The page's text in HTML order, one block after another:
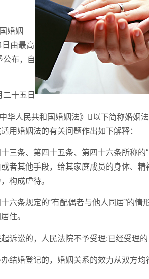
婚姻
由最高
公布，自
十五日
华人民共和国婚姻法》以下简称婚姻
用婚姻法的有关问题作出如下解释：
三条、第四十五条、第四十六条所称的
者其他手段，给其家庭成员的身体、精
构成虐待。
六条规定的“有配偶者与他人同居”的情
住。
诉讼的，人民法院不予受理;已经受理的
结婚登记的，婚姻关系的效力从双方均